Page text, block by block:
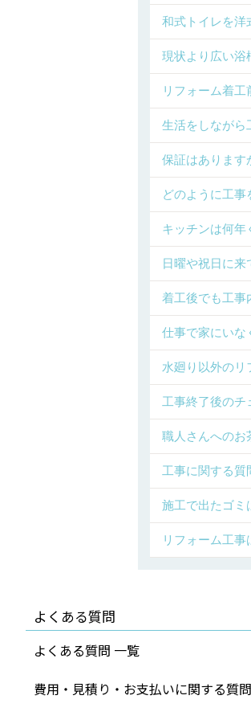
和式トイレを洋
現状より広い浴
リフォーム着
生活をしながら
保証はあります
どのように工事
キッチンは何年
日曜や祝日に来
着工後でも工事
仕事で家にいな
水廻り以外のリ
工事終了後のチ
職人さんへのお
工事に関する質
施工で出たゴミ
リフォーム工
よくある質問
よくある質問 一覧
費用・見積り・お支払いに関する質